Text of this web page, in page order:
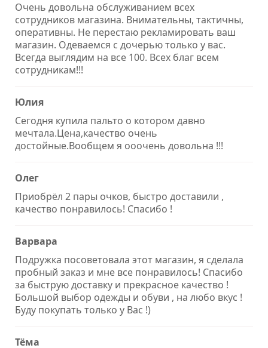
Очень довольна обслуживанием всех
сотрудников магазина. Внимательны, тактичны,
оперативны. Не перестаю рекламировать ваш
магазин. Одеваемся с дочерью только у вас.
Всегда выглядим на все 100. Всех благ всем
сотрудникам!!!
Юлия
Сегодня купила пальто о котором давно
мечтала.Цена,качество очень
достойные.Вообщем я ооочень довольна !!!
Олег
Приобрёл 2 пары очков, быстро доставили ,
качество понравилось! Спасибо !
Варвара
Подружка посоветовала этот магазин, я сделала
пробный заказ и мне все понравилось! Спасибо
за быструю доставку и прекрасное качество !
Большой выбор одежды и обуви , на любо вкус !
Буду покупать только у Вас !)
Тёма